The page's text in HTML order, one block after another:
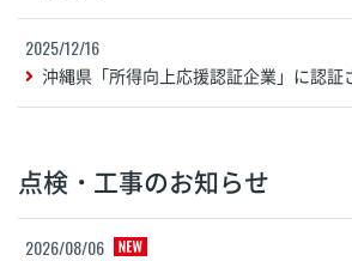
2025/12/16
沖縄県「所得向上応援認証企業」に認証
点検・工事のお知らせ
2026/08/06